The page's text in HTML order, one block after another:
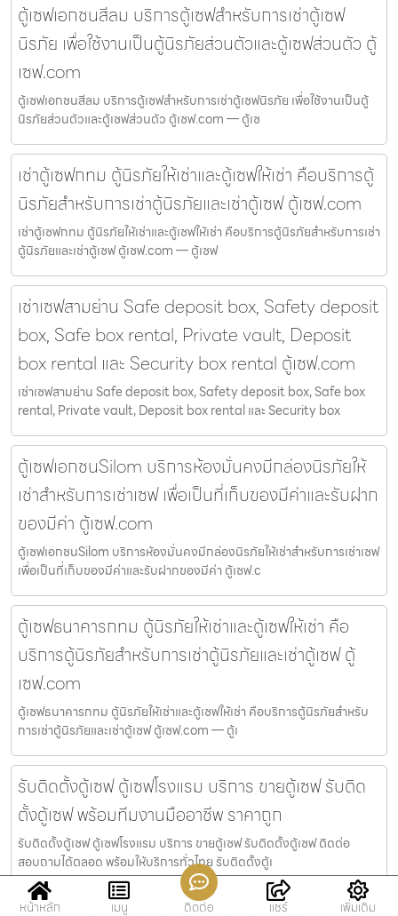
ตู้เซฟเอกชนสีลม บริการตู้เซฟสำหรับการเช่าตู้เซฟ
นิรภัย เพื่อใช้งานเป็นตู้นิรภัยส่วนตัวและตู้เซฟส่วนตัว ตู้
เซฟ.com
ตู้เซฟเอกชนสีลม บริการตู้เซฟสำหรับการเช่าตู้เซฟนิรภัย เพื่อใช้งานเป็นตู้
นิรภัยส่วนตัวและตู้เซฟส่วนตัว ตู้เซฟ.com — ตู้เซ
เช่าตู้เซฟกทม ตู้นิรภัยให้เช่าและตู้เซฟให้เช่า คือบริการตู้
นิรภัยสำหรับการเช่าตู้นิรภัยและเช่าตู้เซฟ ตู้เซฟ.com
เช่าตู้เซฟกทม ตู้นิรภัยให้เช่าและตู้เซฟให้เช่า คือบริการตู้นิรภัยสำหรับการเช่า
ตู้นิรภัยและเช่าตู้เซฟ ตู้เซฟ.com — ตู้เซฟ
เช่าเซฟสามย่าน Safe deposit box, Safety deposit
box, Safe box rental, Private vault, Deposit
box rental และ Security box rental ตู้เซฟ.com
เช่าเซฟสามย่าน Safe deposit box, Safety deposit box, Safe box
rental, Private vault, Deposit box rental และ Security box
ตู้เซฟเอกชนSilom บริการห้องมั่นคงมีกล่องนิรภัยให้
เช่าสำหรับการเช่าเซฟ เพื่อเป็นที่เก็บของมีค่าและรับฝาก
ของมีค่า ตู้เซฟ.com
ตู้เซฟเอกชนSilom บริการห้องมั่นคงมีกล่องนิรภัยให้เช่าสำหรับการเช่าเซฟ
เพื่อเป็นที่เก็บของมีค่าและรับฝากของมีค่า ตู้เซฟ.c
ตู้เซฟธนาคารกทม ตู้นิรภัยให้เช่าและตู้เซฟให้เช่า คือ
บริการตู้นิรภัยสำหรับการเช่าตู้นิรภัยและเช่าตู้เซฟ ตู้
เซฟ.com
ตู้เซฟธนาคารกทม ตู้นิรภัยให้เช่าและตู้เซฟให้เช่า คือบริการตู้นิรภัยสำหรับ
การเช่าตู้นิรภัยและเช่าตู้เซฟ ตู้เซฟ.com — ตู้เ
รับติดตั้งตู้เซฟ ตู้เซฟโรงแรม บริการ ขายตู้เซฟ รับติด
ตั้งตู้เซฟ พร้อมทีมงานมืออาชีพ ราคาถูก
รับติดตั้งตู้เซฟ ตู้เซฟโรงแรม บริการ ขายตู้เซฟ รับติดตั้งตู้เซฟ ติดต่อ
สอบถามได้ตลอด พร้อมให้บริการทั่วไทย รับติดตั้งตู้เ
หน้าหลัก เมนู ติดต่อ แชร์ เพิ่มเติม